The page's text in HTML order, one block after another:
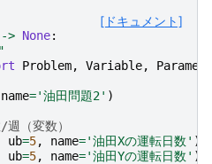
[ドキュメント]
-> None:
Problem, Variable,
name='油田問題2' )
（変数）
ub=5, name='油田Xの運転日数' )
ub=5, name='油田Yの運転日数' )